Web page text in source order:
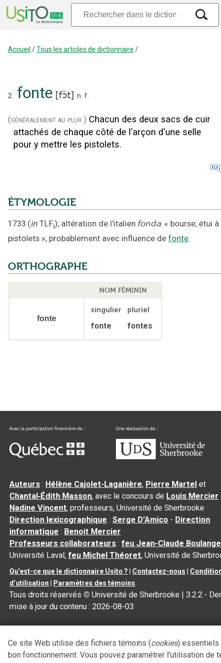
Accueil /Tous les articles de dictionnaire /
2. fonte [fɔ̃t] n. f.
(généralement au plur.) Chacun des deux sacs de cuir
attachés de chaque côté de l'arçon d'une selle
pour y mettre les pistolets.
ÉTYMOLOGIE
1733 (in TLFi); altération de l'italien fonda « bourse; étui à
pistolets »; probablement avec influence de fonte.
ORTHOGRAPHE
NOM FÉMININ
fonte
singulier pluriel
fonte fontes
Auteurs : Hélène Cajolet-Laganière, Pierre Martel et
Chantal‑Édith Masson, avec le concours de Louis Mercier
Nadine Vincent, professeurs, Université de Sherbrooke
Direction lexicographique :Serge D’Amico - Direction
informatique : Benoit Mercier
Professeurs collaborateurs :feu Jean-Claude
Université Laval,feu Michel Théoret, Université de
Qu’est-ce que le dictionnaire Usito ? | Contactez-nous |
d’utilisation | Paramètres des témoins
Tous droits réservés © Université de Sherbrooke |3.2.2 -
mise à jour du contenu :2026-08-03
Ce site Web utilise des fichiers témoins (cookies) essentiels
bon fonctionnement. Vous pouvez paramétrer l'utilisation de